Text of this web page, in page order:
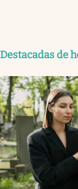
Destacadas de